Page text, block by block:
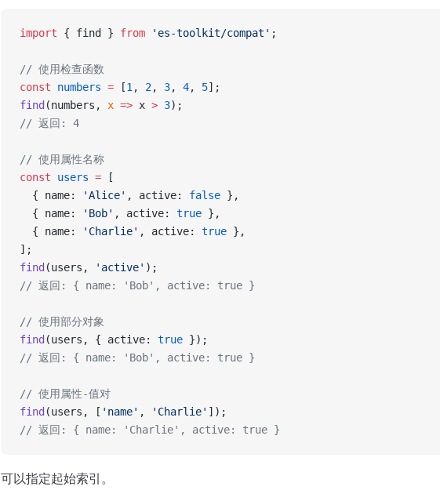
import { find } from 'es-toolkit/compat' ;
// 使用检查函数
const numbers = [1 , 2, 3, 4, 5];
find (numbers, x => x > 3);
// 返回: 4
// 使用属性名称
const users = [
  { name:
'Alice' , active: false },
  { name:
'Bob' , active: true },
  { name:
'Charlie' , active: true },
];
find (users, 'active' );
// 返回: { name: 'Bob', active: true }
// 使用部分对象
find (users, { active: true });
// 返回: { name: 'Bob', active: true }
// 使用属性-值对
find (users, [ 'name' , 'Charlie' ]);
// 返回: { name: 'Charlie', active: true }
可以指定起始索引。